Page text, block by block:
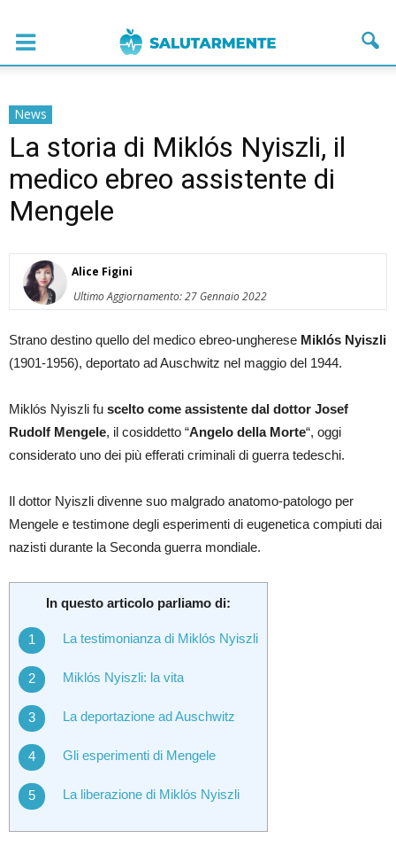
News
La storia di Miklós Nyiszli, il
medico ebreo assistente di
Mengele
Alice Figini
Ultimo Aggiornamento: 27 Gennaio 2022
Strano destino quello del medico ebreo-ungherese Miklós Nyiszli
(1901-1956), deportato ad Auschwitz nel maggio del 1944.
Miklós Nyiszli fu scelto come assistente dal dottor Josef
Rudolf Mengele, il cosiddetto “Angelo della Morte“, oggi
considerato uno dei più efferati criminali di guerra tedeschi.
Il dottor Nyiszli divenne suo malgrado anatomo-patologo per
Mengele e testimone degli esperimenti di eugenetica compiuti dai
nazisti durante la Seconda guerra mondiale.
In questo articolo parliamo di:
La testimonianza di Miklós Nyiszli
Miklós Nyiszli: la vita
La deportazione ad Auschwitz
Gli esperimenti di Mengele
La liberazione di Miklós Nyiszli